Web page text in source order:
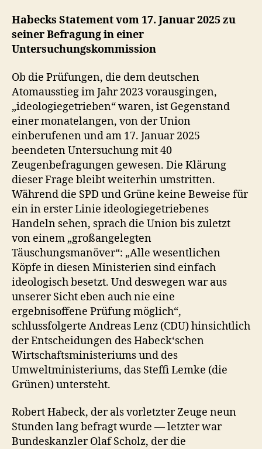
Habecks Statement vom 17. Januar 2025 zu
seiner Befragung in einer
Untersuchungskommission
Ob die Prüfungen, die dem deutschen
Atomausstieg im Jahr 2023 vorausgingen,
„ideologiegetrieben“ waren, ist Gegenstand
einer monatelangen, von der Union
einberufenen und am 17. Januar 2025
beendeten Untersuchung mit 40
Zeugenbefragungen gewesen. Die Klärung
dieser Frage bleibt weiterhin umstritten.
Während die SPD und Grüne keine Beweise für
ein in erster Linie ideologiegetriebenes
Handeln sehen, sprach die Union bis zuletzt
von einem „großangelegten
Täuschungsmanöver“: „Alle wesentlichen
Köpfe in diesen Ministerien sind einfach
ideologisch besetzt. Und deswegen war aus
unserer Sicht eben auch nie eine
ergebnisoffene Prüfung möglich“,
schlussfolgerte Andreas Lenz (CDU) hinsichtlich
der Entscheidungen des Habeck‘schen
Wirtschaftsministeriums und des
Umweltministeriums, das Steffi Lemke (die
Grünen) untersteht.
Robert Habeck, der als vorletzter Zeuge neun
Stunden lang befragt wurde — letzter war
Bundeskanzler Olaf Scholz, der die